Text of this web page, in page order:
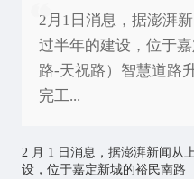
2月1日消息，据澎湃
过半年的建设，位于
路-天祝路）智慧道路
完工...
2 月 1 日消息，据澎湃新闻从
设，位于嘉定新城的裕民南路